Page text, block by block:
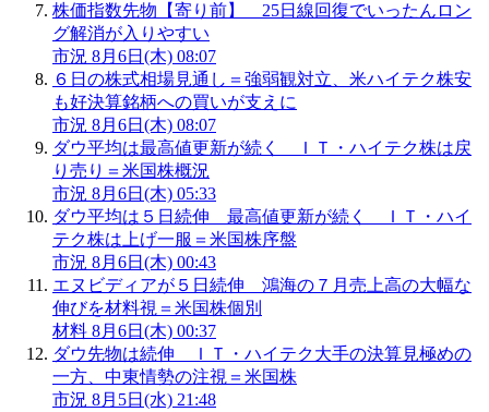
株価指数先物【寄り前】 25日線回復でいったんロン
グ解消が入りやすい
市況 8月6日(木) 08:07
６日の株式相場見通し＝強弱観対立、米ハイテク株安
も好決算銘柄への買いが支えに
市況 8月6日(木) 08:07
ダウ平均は最高値更新が続く ＩＴ・ハイテク株は戻
り売り＝米国株概況
市況 8月6日(木) 05:33
ダウ平均は５日続伸 最高値更新が続く ＩＴ・ハイ
テク株は上げ一服＝米国株序盤
市況 8月6日(木) 00:43
エヌビディアが５日続伸 鴻海の７月売上高の大幅な
伸びを材料視＝米国株個別
材料 8月6日(木) 00:37
ダウ先物は続伸 ＩＴ・ハイテク大手の決算見極めの
一方、中東情勢の注視＝米国株
市況 8月5日(水) 21:48